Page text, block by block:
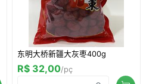
东明大桥新疆大灰枣400g
R$ 32,00/pç